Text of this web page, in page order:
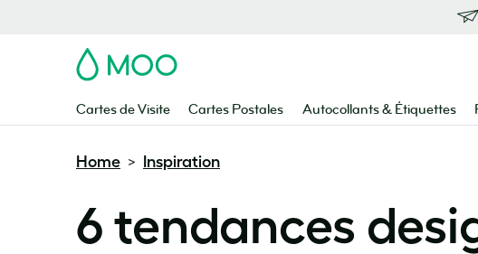
MOO
Cartes de Visite Cartes Postales Autocollants & Étiquettes
Home > Inspiration
6 tendances